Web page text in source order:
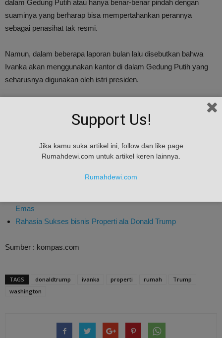
dalam Gedung Putih atau hanya benar-benar pindah dengan
suaminya yang berharap bisa mempertahankan perannya
sebagai penasihat tak resmi.
Namun, dalam beberapa laporan bulan lalu disebutkan bahwa
Ivanka akan menggunakan kantor di dalam Gedung Putih yang
seharusnya digunakan oleh istri presiden.
Saat ini, ibu tiri Ivanka, Melania Trump, masih berada di New York
selama beberapa bulan hingga anaknya bersama Donald Trump,
Baca Juga :
Emas
Rahasia Sukses bisnis Properti ala Donald Trump
Sumber : kompas.com
TAGS donaldtrump ivanka properti rumah
Trump
washington
Support Us!
Jika kamu suka artikel ini, follow dan like page
Rumahdewi.com untuk artikel keren lainnya.
Rumahdewi.com